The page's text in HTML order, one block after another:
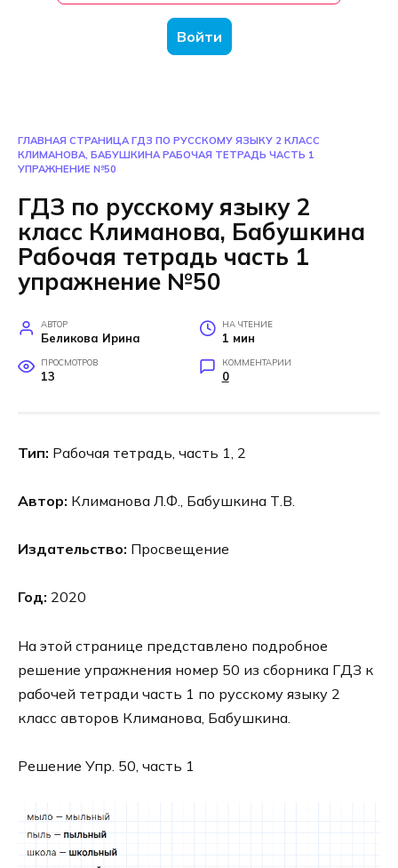
Войти
ГЛАВНАЯ СТРАНИЦА ГДЗ ПО РУССКОМУ ЯЗЫКУ 2 КЛАСС
КЛИМАНОВА, БАБУШКИНА РАБОЧАЯ ТЕТРАДЬ ЧАСТЬ 1
УПРАЖНЕНИЕ №50
ГДЗ по русскому языку 2
класс Климанова, Бабушкина
Рабочая тетрадь часть 1
упражнение №50
АВТОР
Беликова Ирина
НА ЧТЕНИЕ
1 мин
ПРОСМОТРОВ
13
КОММЕНТАРИИ
0
Тип: Рабочая тетрадь, часть 1, 2
Автор: Климанова Л.Ф., Бабушкина Т.В.
Издательство: Просвещение
Год: 2020
На этой странице представлено подробное
решение упражнения номер 50 из сборника ГДЗ к
рабочей тетради часть 1 по русскому языку 2
класс авторов Климанова, Бабушкина.
Решение Упр. 50, часть 1